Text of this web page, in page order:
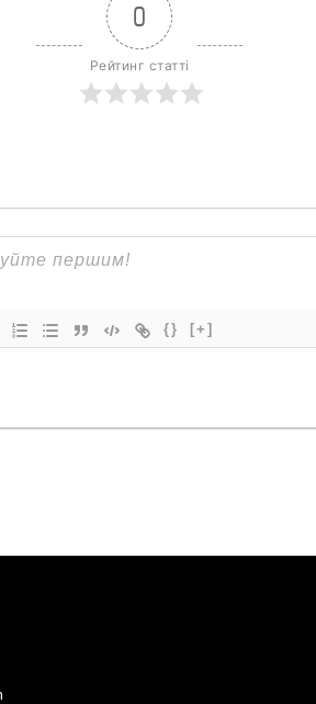
0
Рейтинг статті
{} [+]